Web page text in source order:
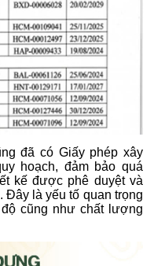
đã có Giấy phép xây
hoạch, đảm bảo quá
kế được phê duyệt và
Đây là yếu tố quan trọng
cũng như chất lượng